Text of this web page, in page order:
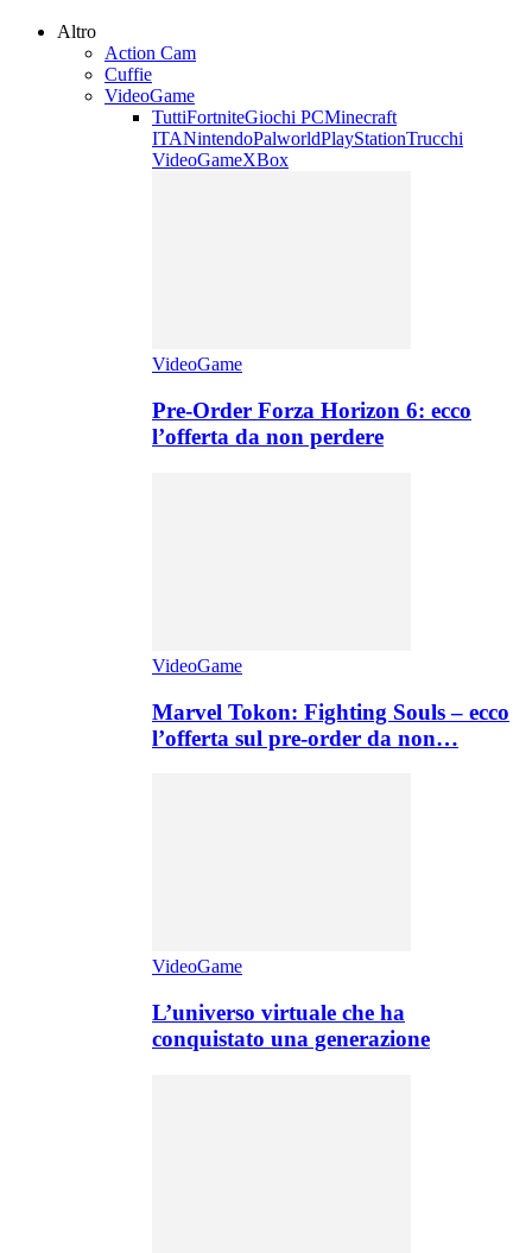
Altro
Action Cam
Cuffie
VideoGame
TuttiFortniteGiochi PCMinecraft
ITANintendoPalworldPlayStationTrucchi
VideoGameXBox
VideoGame
Pre-Order Forza Horizon 6: ecco
l’offerta da non perdere
VideoGame
Marvel Tokon: Fighting Souls – ecco
l’offerta sul pre-order da non…
VideoGame
L’universo virtuale che ha
conquistato una generazione